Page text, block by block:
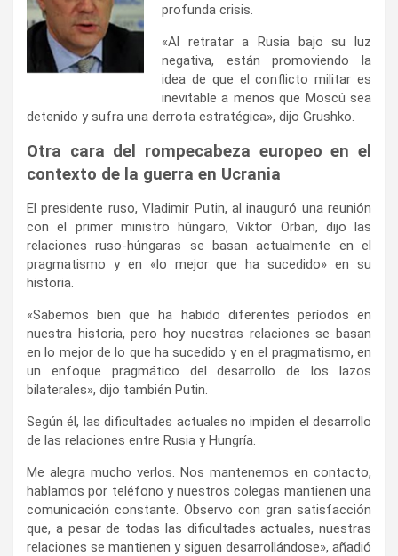
profunda crisis.
«Al retratar a Rusia bajo su luz
negativa, están promoviendo la
idea de que el conflicto militar es
inevitable a menos que Moscú sea
detenido y sufra una derrota estratégica», dijo Grushko.
Otra cara del rompecabeza europeo en el
contexto de la guerra en Ucrania
El presidente ruso, Vladimir Putin, al inauguró una reunión
con el primer ministro húngaro, Viktor Orban, dijo las
relaciones ruso-húngaras se basan actualmente en el
pragmatismo y en «lo mejor que ha sucedido» en su
historia.
«Sabemos bien que ha habido diferentes períodos en
nuestra historia, pero hoy nuestras relaciones se basan
en lo mejor de lo que ha sucedido y en el pragmatismo, en
un enfoque pragmático del desarrollo de los lazos
bilaterales», dijo también Putin.
Según él, las dificultades actuales no impiden el desarrollo
de las relaciones entre Rusia y Hungría.
Me alegra mucho verlos. Nos mantenemos en contacto,
hablamos por teléfono y nuestros colegas mantienen una
comunicación constante. Observo con gran satisfacción
que, a pesar de todas las dificultades actuales, nuestras
relaciones se mantienen y siguen desarrollándose», añadió